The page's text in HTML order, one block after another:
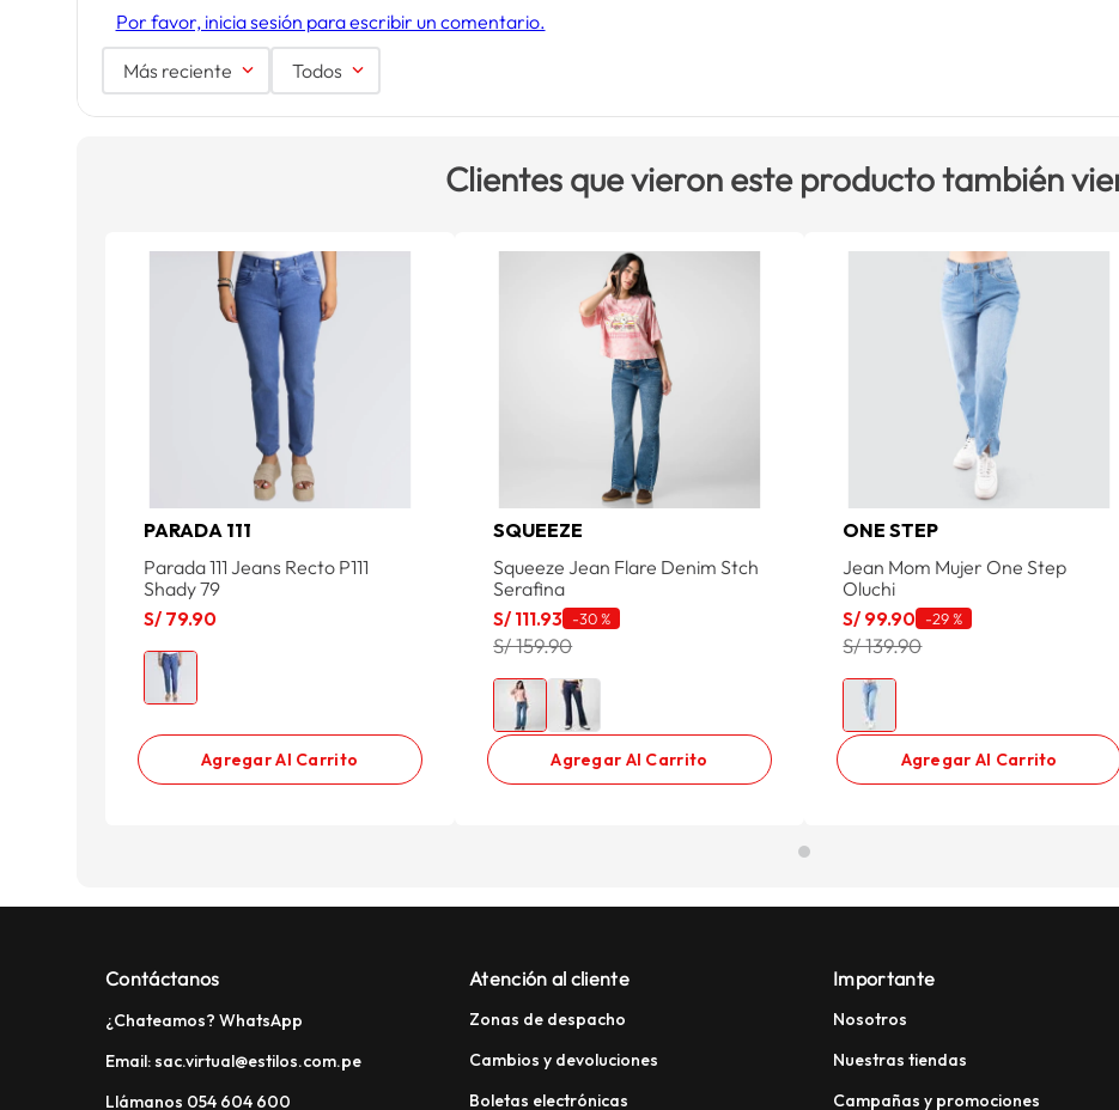
Por favor, inicia sesión para escribir un comentario.
Más reciente Todos
Clientes que vieron este producto también
PARADA 111
Parada 111 Jeans Recto P111
Shady 79
S/ 79.90
Agregar Al Carrito
SQUEEZE
Squeeze Jean Flare Denim Stch
Serafina
S/ 111.93 -30 %
S/ 159.90
Agregar Al Carrito
ONE STEP
Jean Mom Mujer One Step
Oluchi
S/ 99.90 -29 %
S/ 139.90
Agregar Al Carrito
Contáctanos
¿Chateamos? WhatsApp
Email: sac.virtual@estilos.com.pe
Llámanos 054 604 600
Atención al cliente
Zonas de despacho
Cambios y devoluciones
Boletas electrónicas
Importante
Nosotros
Nuestras tiendas
Campañas y promociones